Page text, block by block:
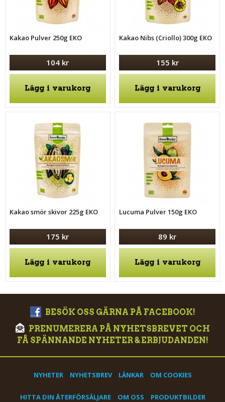
Kakao Pulver 250g EKO
104 kr
Lägg i varukorg
Kakao Nibs (Criollo) 300g EKO
155 kr
Lägg i varukorg
Kakao smör skivor 225g EKO
175 kr
Lägg i varukorg
Lucuma Pulver 150g EKO
89 kr
Lägg i varukorg
BESÖK OSS GÄRNA PÅ FACEBOOK!
PRENUMERERA PÅ NYHETSBREVET OCH
FÅ SPÄNNANDE NYHETER & ERBJUDANDEN!
NYHETER NYHETSBREV LÄNKAR OM COOKIES
HITTA DIN ÅTERFÖRSÄLJARE OM OSS PRODUKTBILDER